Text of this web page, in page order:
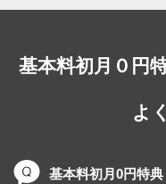
基本料初月０円
よ
基本料初月0円特